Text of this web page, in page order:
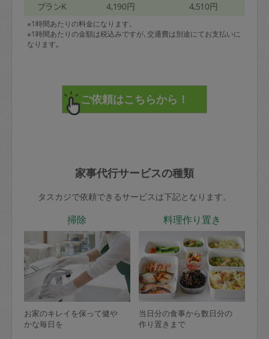
プランK 4,190円 4,510円
※1時間あたりの料金になります。
※1時間あたりの金額は税込みですが､交通費は別途にてお支払いに
なります｡
家事代行サービスの種類
タスカジで依頼できるサービスは下記となります。
掃除
お家のキレイを保って健や
かな毎日を
料理作り置き
当日分の食事から数日分の
作り置きまで